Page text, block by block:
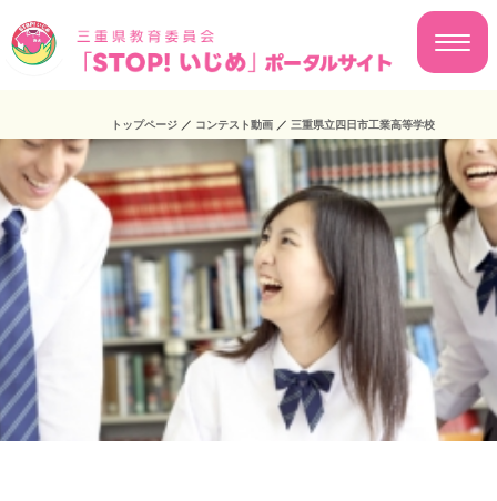
トップページ ／ コンテスト動画 ／ 三重県立四日市工業高等学校